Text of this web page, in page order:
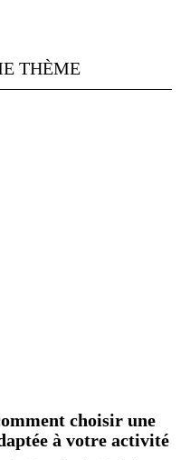
THÈME
choisir une
à votre activité